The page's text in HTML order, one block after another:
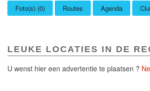
Foto(s) (0)
Routes Agenda
LEUKE LOCATIES IN DE
U wenst hier een advertentie te plaatsen ?